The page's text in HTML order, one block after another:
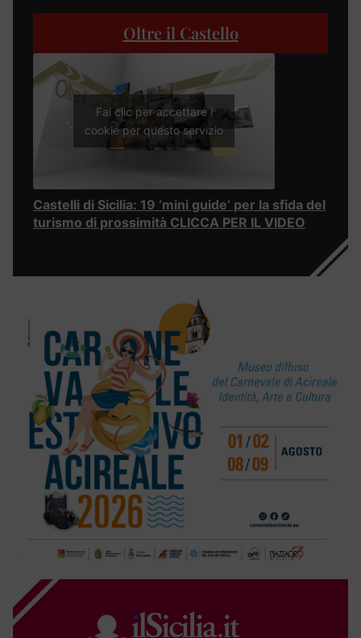
Oltre il Castello
Fai clic per accettare i
cookie per questo servizio
Castelli di Sicilia: 19 ‘mini guide’ per la sfida del
turismo di prossimità CLICCA PER IL VIDEO